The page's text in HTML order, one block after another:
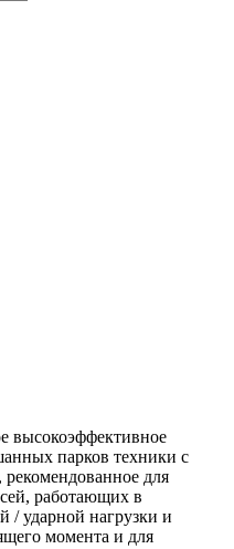
высокоэффективное
парков техники с
для
работающих в
/ ударной нагрузки и
момента и для